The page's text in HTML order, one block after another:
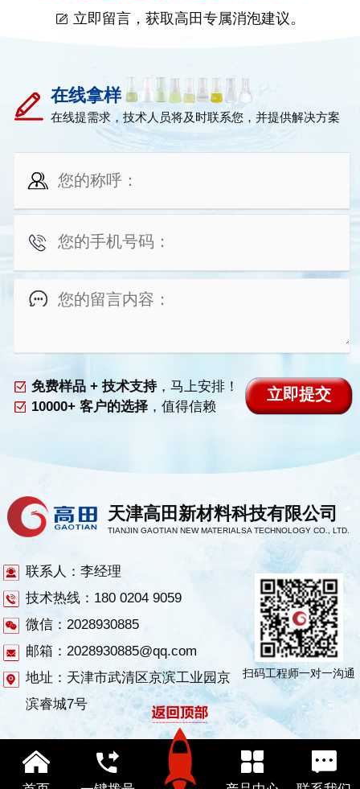
立即留言，获取高田专属消泡建议。
在线拿样
在线提需求，技术人员将及时联系您，并提供解决方案
免费样品 + 技术支持，马上安排！
10000+ 客户的选择，值得信赖
天津高田新材料科技有限公司
TIANJIN GAOTIAN NEW MATERIALSA TECHNOLOGY CO., LTD.
联系人：李经理
技术热线：180 0204 9059
微信：2028930885
邮箱：2028930885@qq.com
地址：天津市武清区京滨工业园京
滨睿城7号
扫码工程师一对一沟通